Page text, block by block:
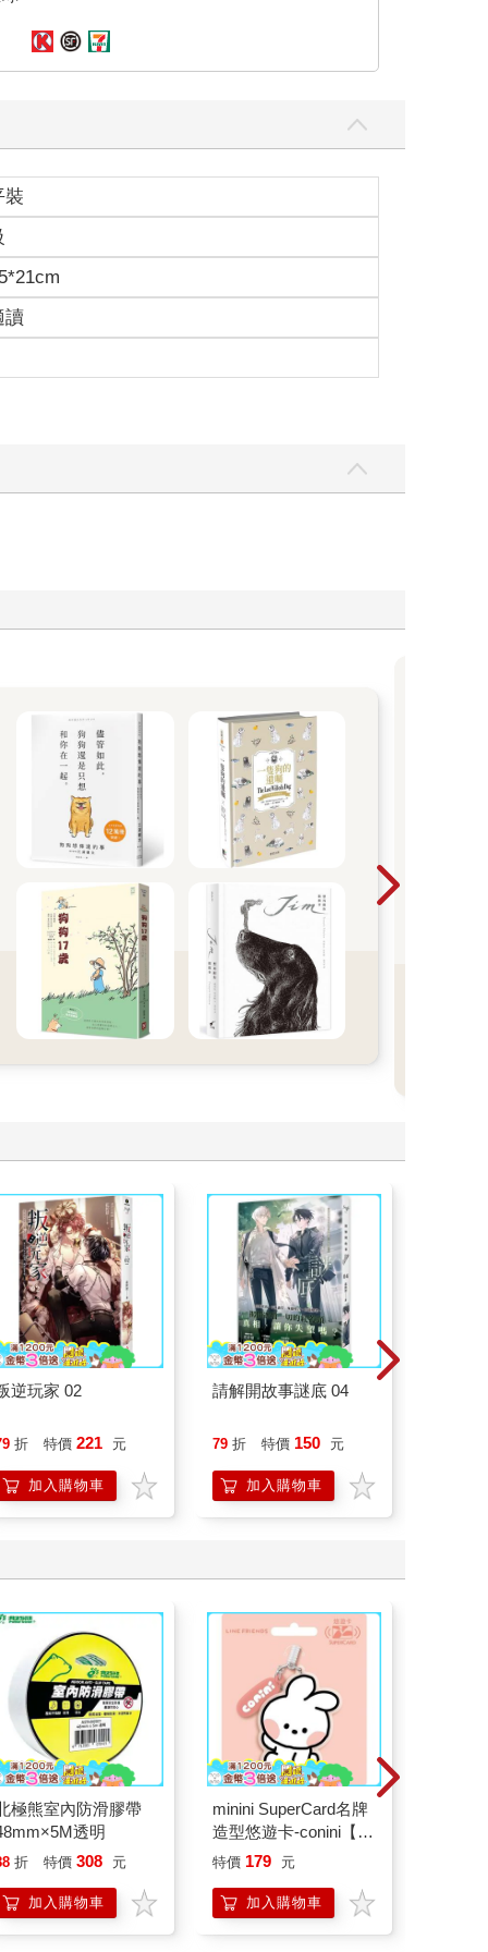
裝
讀
逆玩家 02
折 特價 221 元
加入購物車
請解開故事謎底 04
79 折 特價 150 元
加入購物車
極熊室內防滑膠帶
透明
折 特價 308 元
加入購物車
minini SuperCard名牌
造型悠遊卡-conini【受
託代銷】
特價 179 元
加入購物車